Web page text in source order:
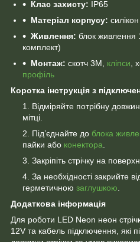
Клас захисту: IP65
Матеріал корпусу: силікон
Живлення: блок живлення
комплект)
Монтаж: скотч 3M, кліпси ,
профіль
Коротка інструкція з
Відміряйте потрібну
мітці.
Під’єднайте до блока
пайки або конектора
Закріпіть стрічку на
За необхідності закрийте
герметичною заглушкою
Додаткова інформація
Для роботи LED Neon неон
12V та кабель підключення, які